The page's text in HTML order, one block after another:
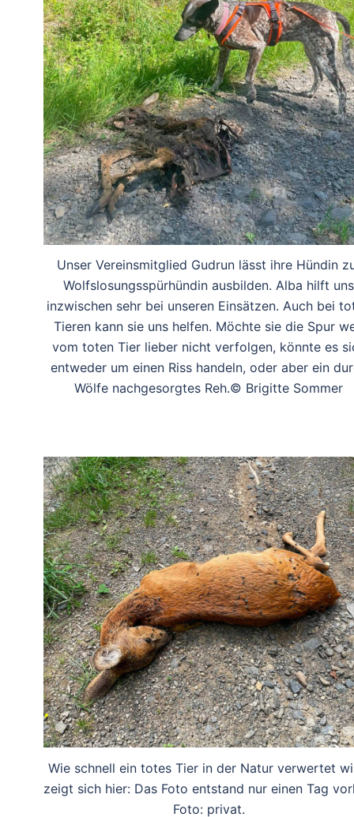
Unser Vereinsmitglied Gudrun lässt ihre Hündin
Wolfslosungsspürhündin ausbilden. Alba hilft uns
inzwischen sehr bei unseren Einsätzen. Auch bei
Tieren kann sie uns helfen. Möchte sie die Spur
vom toten Tier lieber nicht verfolgen, könnte es
entweder um einen Riss handeln, oder aber ein
Wölfe nachgesorgtes Reh.© Brigitte Sommer
Wie schnell ein totes Tier in der Natur verwertet
zeigt sich hier: Das Foto entstand nur einen Tag
Foto: privat.